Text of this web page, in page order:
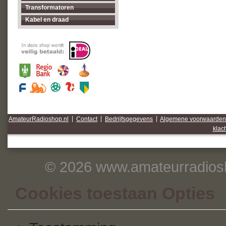
Transformatoren
Kabel en draad
AmateurRadioshop.nl Contact Bedrijfsgegevens
Algemene voorwaarden
© 2026
Cookies toestaan Opties